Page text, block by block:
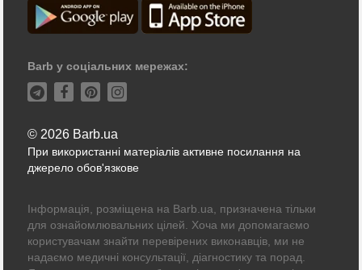
Barb у соціальних мережах:
© 2026 Barb.ua
При використанні матеріалів активне посилання на
джерело обов'язкове
Інформація, розміщена на Barb.ua, призначена тільки
для ознайомлювальних цілей. Хоча ми допомагаємо
користувачам знайти перевірених виконавців, ми не
надаємо медичні консультації, діагностику та порад.